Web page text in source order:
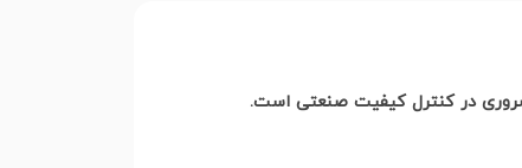
ضروری در کنترل کیفیت صنعتی است.